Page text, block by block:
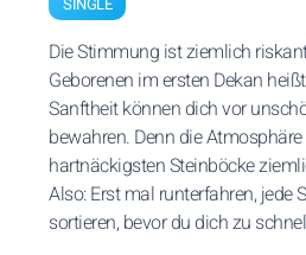
Die Stimmung ist ziemlich
Geborenen im ersten Dekan
Sanftheit können dich vor
bewahren. Denn die
hartnäckigsten Steinböcke
Also: Erst mal runterfahren, jede
sortieren, bevor du dich zu